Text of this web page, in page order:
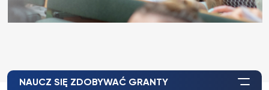
NAUCZ SIĘ ZDOBYWAĆ GRANTY